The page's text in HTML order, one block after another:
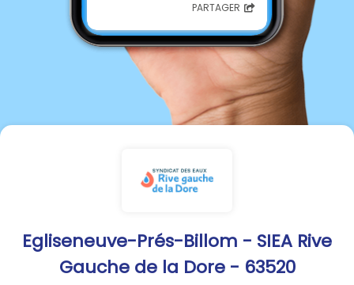
Egliseneuve-Prés-Billom - SIEA Rive
Gauche de la Dore - 63520
PARTAGER